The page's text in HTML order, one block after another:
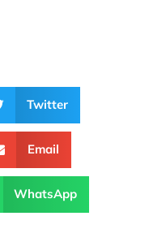
Twitter
Email
WhatsApp